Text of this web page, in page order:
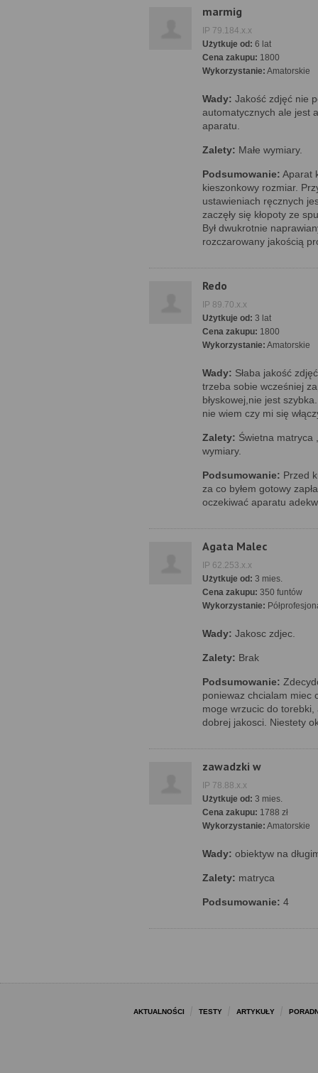
marmig
IP 79.184.x.x
Użytkuje od: 6 lat
Cena zakupu: 1800
Wykorzystanie: Amatorskie
Wady: Jakość zdjęć nie
automatycznych ale jest
aparatu.
Zalety: Małe wymiary.
Podsumowanie: Aparat
kieszonkowy rozmiar.
ustawieniach ręcznych
zaczęły się kłopoty ze
Był dwukrotnie
rozczarowany jakością
Redo
IP 89.70.x.x
Użytkuje od: 3 lat
Cena zakupu: 1800
Wykorzystanie: Amatorskie
Wady: Słaba jakość
trzeba sobie wcześniej
błyskowej,nie jest
nie wiem czy mi się
Zalety: Świetna matryca
wymiary.
Podsumowanie: Przed
za co byłem gotowy
oczekiwać aparatu
Agata Malec
IP 62.253.x.x
Użytkuje od: 3 mies.
Cena zakupu: 350 funtów
Wykorzystanie:
Wady: Jakosc zdjec.
Zalety: Brak
Podsumowanie:
poniewaz chcialam miec
moge wrzucic do
dobrej jakosci. Niestety
zawadzki w
IP 78.88.x.x
Użytkuje od: 3 mies.
Cena zakupu: 1788 zł
Wykorzystanie: Amatorskie
Wady: obiektyw na
Zalety: matryca
Podsumowanie: 4
AKTUALNOŚCI TESTY ARTYKUŁY